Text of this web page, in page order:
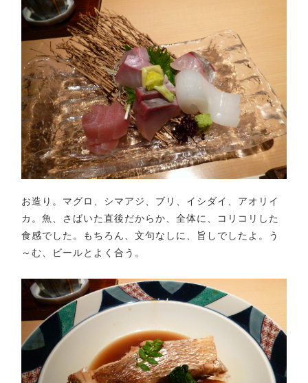
お造り。マグロ、シマアジ、ブリ、イシダイ、アオリイ
カ。魚、さばいた直後だからか、全体に、コリコリした
食感でした。もちろん、文句なしに、旨しでしたよ。う
～む、ビールとよく合う。